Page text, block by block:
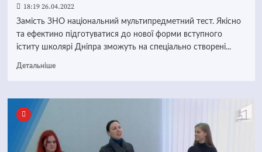
18:19 26.04.2022
Замість ЗНО національний мультипредметний тест. Якісно
та ефектино підготуватися до нової форми вступного
іститу школярі Дніпра зможуть на спеціально створені...
Детальніше